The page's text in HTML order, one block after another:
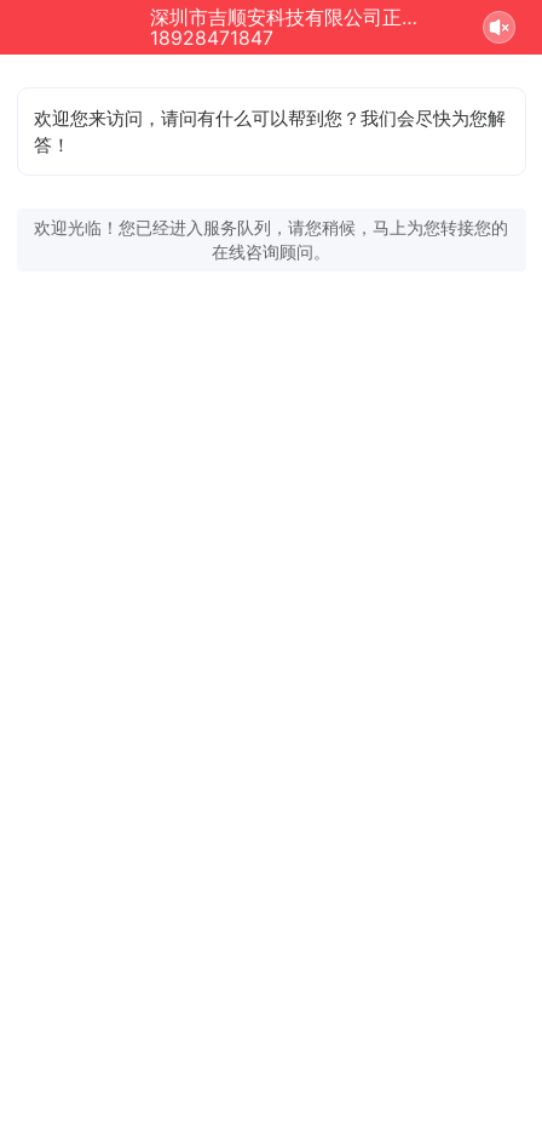
深圳市吉顺安科技有限公司正在为您服务
18928471847
欢迎您来访问，请问有什么可以帮到您？我们会尽快为您解
答！
欢迎光临！您已经进入服务队列，请您稍候，马上为您转接您的
在线咨询顾问。